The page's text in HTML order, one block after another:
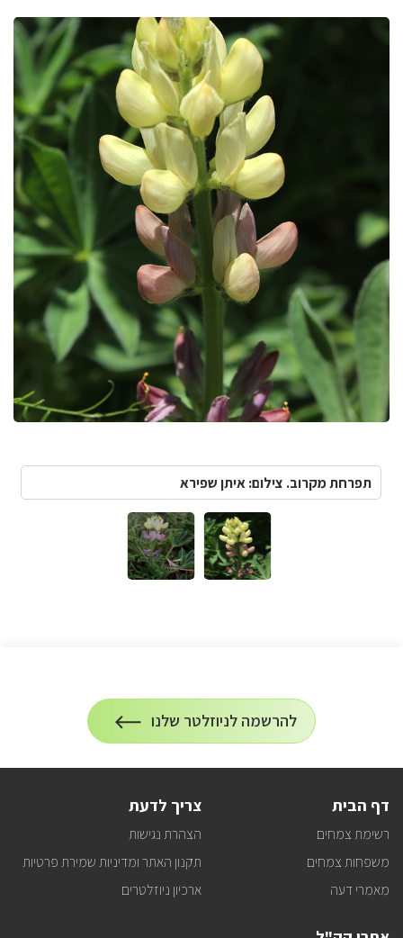
תמונות
תפרחת מקרוב. צילום: איתן שפירא
הרשמה
להרשמה לניוזלטר שלנו
על
הרשמה
דף הבית
רשימת צמחים
משפחות צמחים
מאמרי דעה
צריך לדעת
הצהרת נגישות
תקנון האתר ומדיניות שמירת פרטיות
ארכיון ניוזלטרים